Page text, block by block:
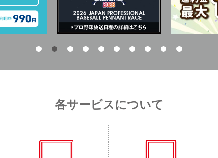
各サービスについて